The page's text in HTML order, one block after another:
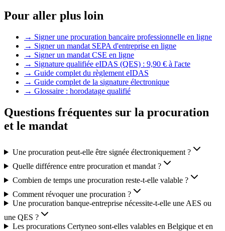
Pour aller plus loin
→ Signer une procuration bancaire professionnelle en ligne
→ Signer un mandat SEPA d'entreprise en ligne
→ Signer un mandat CSE en ligne
→ Signature qualifiée eIDAS (QES) : 9,90 € à l'acte
→ Guide complet du règlement eIDAS
→ Guide complet de la signature électronique
→ Glossaire : horodatage qualifié
Questions fréquentes sur la procuration
et le mandat
Une procuration peut-elle être signée électroniquement ?
Quelle différence entre procuration et mandat ?
Combien de temps une procuration reste-t-elle valable ?
Comment révoquer une procuration ?
Une procuration banque-entreprise nécessite-t-elle une AES ou
une QES ?
Les procurations Certyneo sont-elles valables en Belgique et en